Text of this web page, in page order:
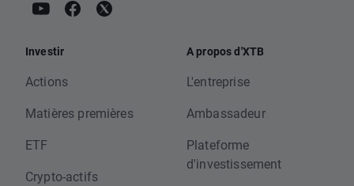
Investir
Actions
Matières premières
ETF
Crypto-actifs
A propos d'XTB
L'entreprise
Ambassadeur
Plateforme
d'investissement